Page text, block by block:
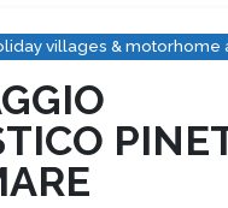
villages & motorhome